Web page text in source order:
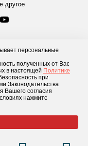
персональные
полученных от Вас
в настоящей Политике
при
Законодательства
Вашего согласия
нажмите
другое
оплата Блог